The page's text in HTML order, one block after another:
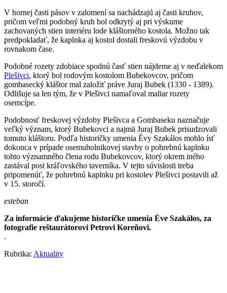
V hornej časti pásov v zalomení sa nachádzajú aj časti kruhov,
pričom veľmi podobný kruh bol odkrytý aj pri výskume
zachovaných stien interiéru lode kláštorného kostola. Možno tak
predpokladať, že kaplnka aj kostol dostali freskovú výzdobu v
rovnakom čase.
Podobné rozety zdobiace spodnú časť stien nájdeme aj v neďalekom
Plešivci, ktorý bol rodovým kostolom Bubekovcov, pričom
gombasecký kláštor mal založiť práve Juraj Bubek (1330 - 1389).
Odlišuje sa len tým, že v Plešivci namaľoval maliar rozety
osemcípe.
Podobnosť freskovej výzdoby Plešivca a Gombaseku naznačuje
veľký význam, ktorý Bubekovci a najmä Juraj Bubek prisudzovali
tomuto kláštoru. Podľa historičky umenia Évy Szakálos mohlo ísť
dokonca v prípade osemuholnikovej stavby o pohrebnú kaplnku
tohto významného člena rodu Bubekovcov, ktorý okrem iného
zastával post kráľovského taverníka. V tejto súvislosti treba
pripomenúť, že pohrebnú kaplnku pri kostolev Plešivci postavili až
v 15. storočí.
esteban
Za informácie ďakujeme historičke umenia Éve Szakálos, za
fotografie reštaurátorovi Petrovi Koreňovi.
.
Rubrika: Aktuality